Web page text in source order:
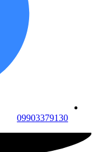
09903379130